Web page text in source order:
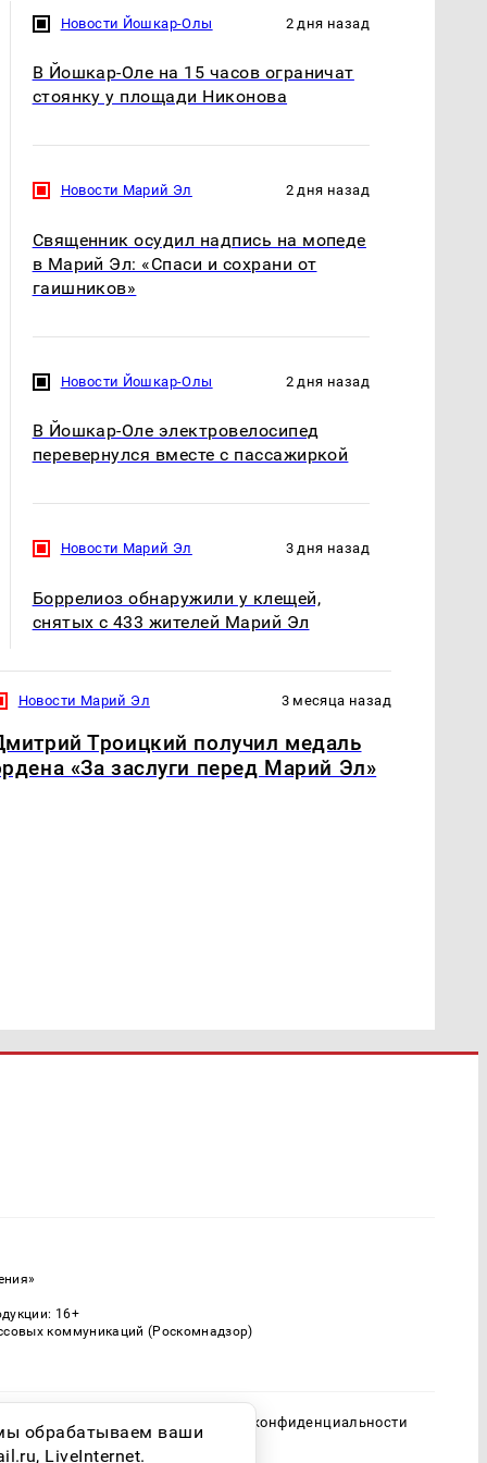
Новости Йошкар-Олы 2 дня назад
В Йошкар-Оле на 15 часов ограничат
стоянку у площади Никонова
Новости Марий Эл 2 дня назад
Священник осудил надпись на мопеде
в Марий Эл: «Спаси и сохрани от
гаишников»
Новости Йошкар-Олы 2 дня назад
В Йошкар-Оле электровелосипед
перевернулся вместе с пассажиркой
Новости Марий Эл 3 дня назад
Боррелиоз обнаружили у клещей,
снятых с 433 жителей Марий Эл
Новости Марий Эл 3 месяца назад
Троицкий получил медаль
«За заслуги перед Марий Эл»
16+
коммуникаций (Роскомнадзор)
Политика конфиденциальности
обрабатываем ваши
LiveInternet.